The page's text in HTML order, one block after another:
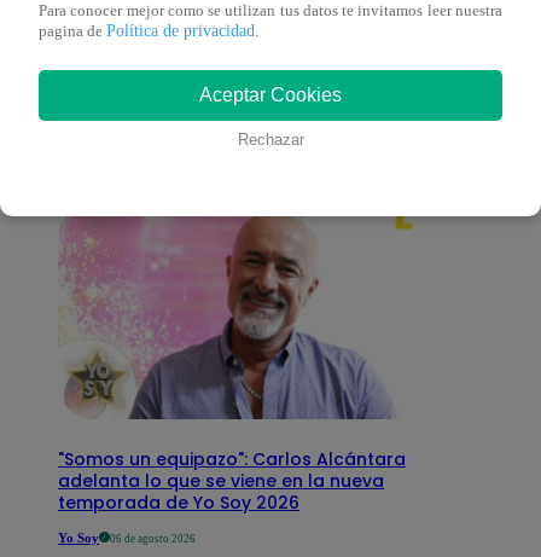
También te puede
interesar
"Somos un equipazo": Carlos Alcántara
adelanta lo que se viene en la nueva
temporada de Yo Soy 2026
Yo Soy 06 de agosto 2026
Para conocer mejor como se utilizan tus datos te invitamos leer nuestra
pagina de Política de privacidad
Aceptar Cookies
Rechazar